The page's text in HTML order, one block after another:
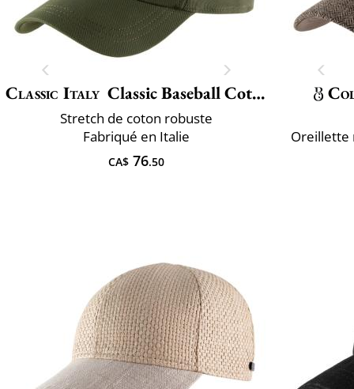
Classic Italy Classic Baseball Cotton
Stretch de coton robuste
Fabriqué en Italie
CA$ 76.50
Oreillette